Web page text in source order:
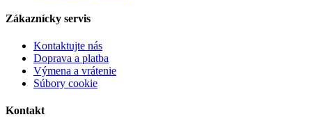
Zákaznícky servis
Kontaktujte nás
Doprava a platba
Výmena a vrátenie
Súbory cookie
Kontakt